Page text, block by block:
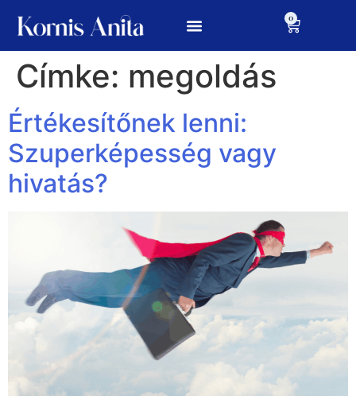
0
Címke: megoldás
Értékesítőnek lenni:
Szuperképesség vagy
hivatás?